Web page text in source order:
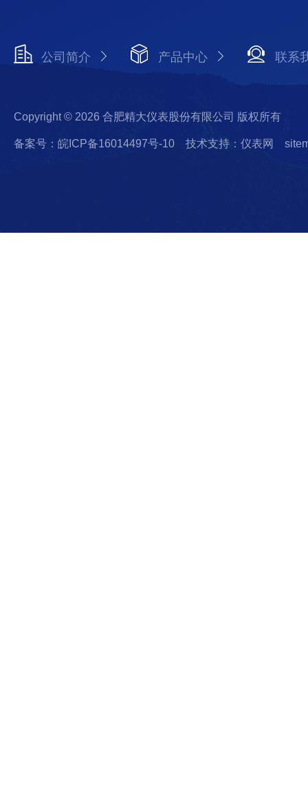
公司简介 产品中心 联系
Copyright © 2026 合肥精大仪表股份有限公司 版权所有
备案号：皖ICP备16014497号-10 技术支持：仪表网